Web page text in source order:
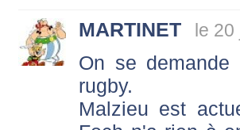
MARTINET le
On se
rugby.
Malzieu est